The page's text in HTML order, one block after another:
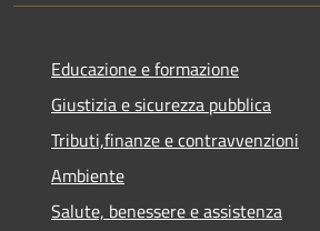
Educazione e formazione
Giustizia e sicurezza pubblica
Tributi,finanze e contravvenzioni
Ambiente
Salute, benessere e assistenza